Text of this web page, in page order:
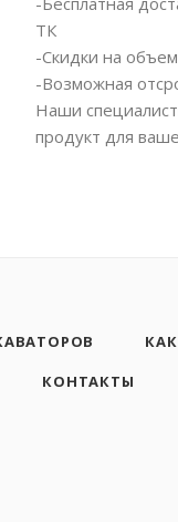
ТК
-Скидки на
-Возможная
Наши
продукт для
КОНТАКТЫ